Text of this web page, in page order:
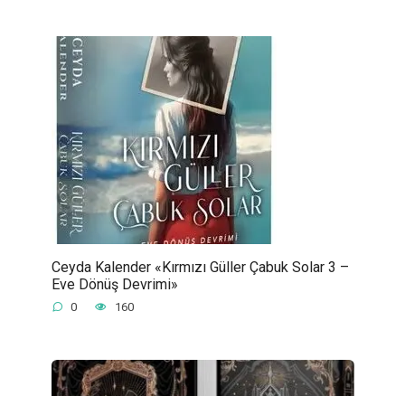
Ceyda Kalender «Kırmızı Güller Çabuk Solar 3 –
Eve Dönüş Devrimi»
0 160